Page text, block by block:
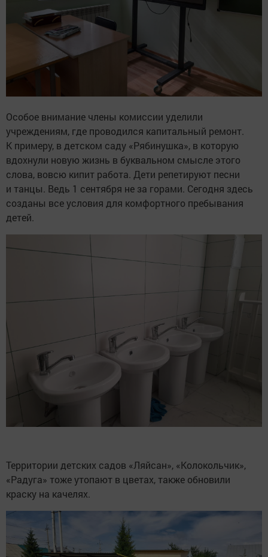
Особое внимание члены комиссии уделили
учреждениям, где проводился капитальный ремонт.
К примеру, в детском саду «Рябинушка», в которую
вдохнули новую жизнь в буквальном смысле этого
слова, вовсю кипит работа. Дети репетируют песни
и танцы. Ведь 1 сентября не за горами. Сегодня здесь
созданы все условия для комфортного пребывания
детей.
Территории детских садов «Ляйсан», «Колокольчик»,
«Радуга» тоже утопают в цветах, также обновили
краску на качелях.